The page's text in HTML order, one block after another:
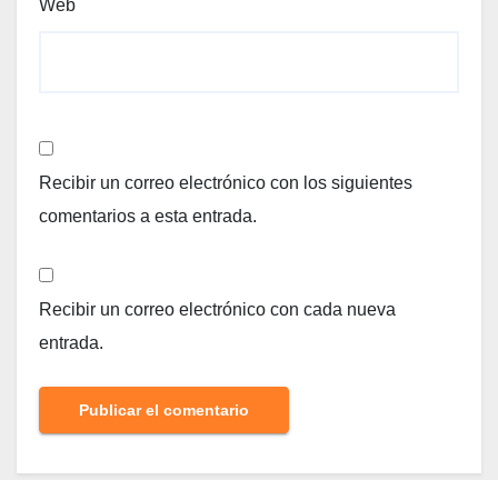
Web
Recibir un correo electrónico con los siguientes
comentarios a esta entrada.
Recibir un correo electrónico con cada nueva
entrada.